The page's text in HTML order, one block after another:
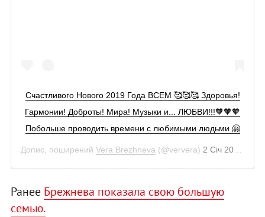
Счастливого Нового 2019 Года ВСЕМ 🥰🥰🥰 Здоровья!
Гармонии! Доброты! Мира! Музыки и... ЛЮБВИ!!!🧡🧡🧡
Побольше проводить времени с любимыми людьми 🤗
Допис, поширений Vera Brezhneva(@ververa) 2 Січ 2019 р. о 6:49 PST
Ранее Брежнева показала свою большую
семью.